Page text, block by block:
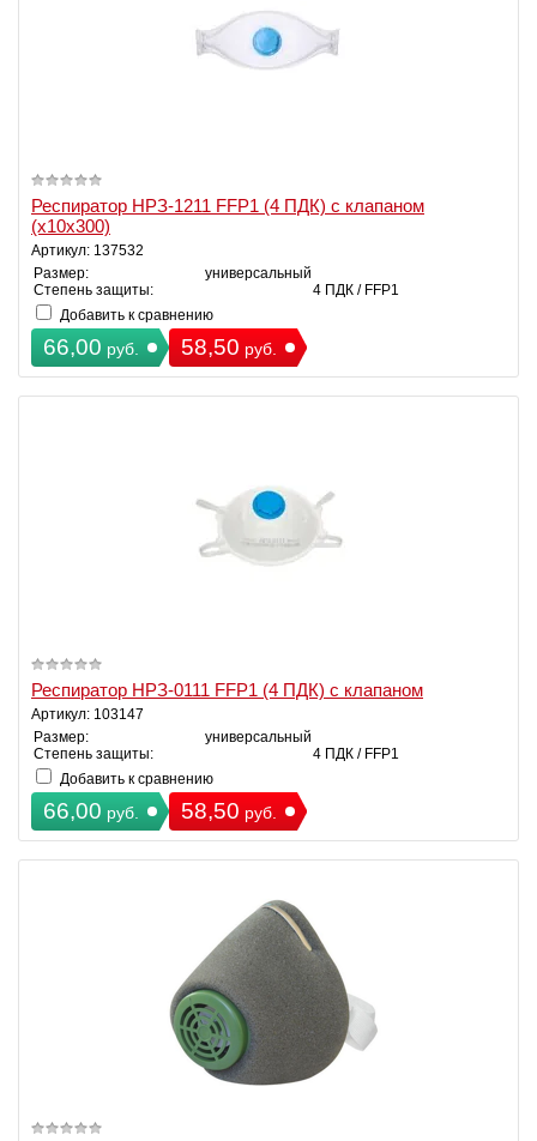
Респиратор НРЗ-1211 FFP1 (4 ПДК) с клапаном
(х10х300)
Артикул: 137532
Размер:
универсальный
Степень защиты:
4 ПДК / FFP1
Добавить к сравнению
66,00 руб. 58,50 руб.
Респиратор НРЗ-0111 FFP1 (4 ПДК) с клапаном
Артикул: 103147
Размер:
универсальный
Степень защиты:
4 ПДК / FFP1
Добавить к сравнению
66,00 руб. 58,50 руб.